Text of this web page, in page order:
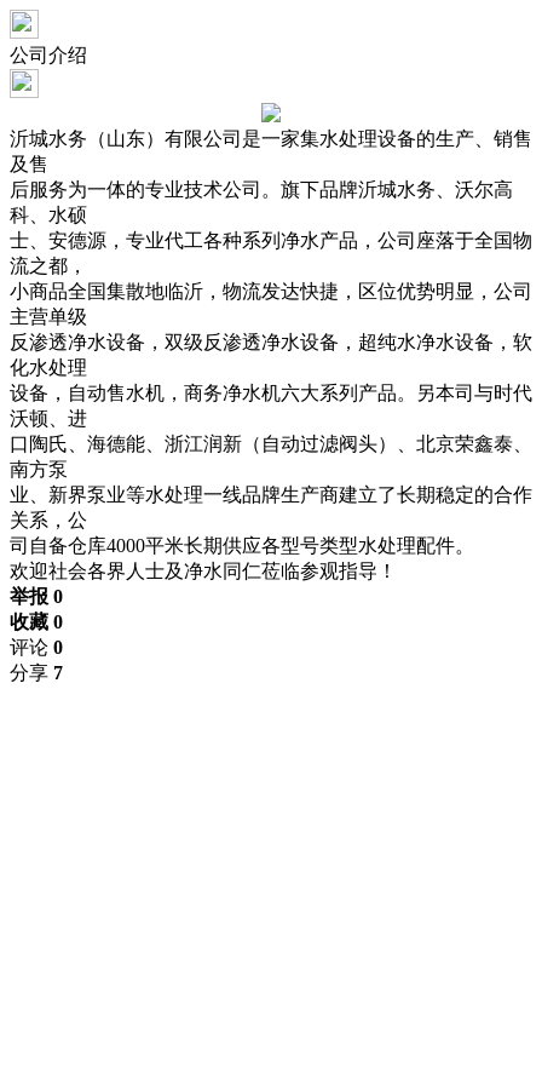
公司介绍
沂城水务（山东）有限公司是一家集水处理设备的生产、销售
及售
后服务为一体的专业技术公司。旗下品牌沂城水务、沃尔高
科、水硕
士、安德源，专业代工各种系列净水产品，公司座落于全国物
流之都，
小商品全国集散地临沂，物流发达快捷，区位优势明显，公司
主营单级
反渗透净水设备，双级反渗透净水设备，超纯水净水设备，软
化水处理
设备，自动售水机，商务净水机六大系列产品。另本司与时代
沃顿、进
口陶氏、海德能、浙江润新（自动过滤阀头）、北京荣鑫泰、
南方泵
业、新界泵业等水处理一线品牌生产商建立了长期稳定的合作
关系，公
司自备仓库4000平米长期供应各型号类型水处理配件。
欢迎社会各界人士及净水同仁莅临参观指导！
举报 0
收藏 0
评论 0
分享 7